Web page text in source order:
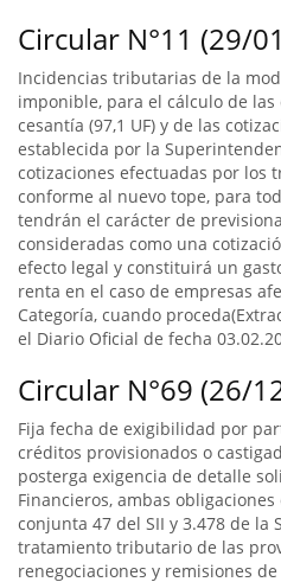
Circular N°11 (29/
Incidencias tributarias de la
imponible, para el cálculo de
cesantía (97,1 UF) y de las
establecida por la
cotizaciones efectuadas por los
conforme al nuevo tope, para
tendrán el carácter de
consideradas como una
efecto legal y constituirá un
renta en el caso de empresas
Categoría, cuando
el Diario Oficial de fecha
Circular N°69 (26/
Fija fecha de exigibilidad por
créditos provisionados o
posterga exigencia de detalle
Financieros, ambas
conjunta 47 del SII y 3.478 de la
tratamiento tributario de las
renegociaciones y remisiones